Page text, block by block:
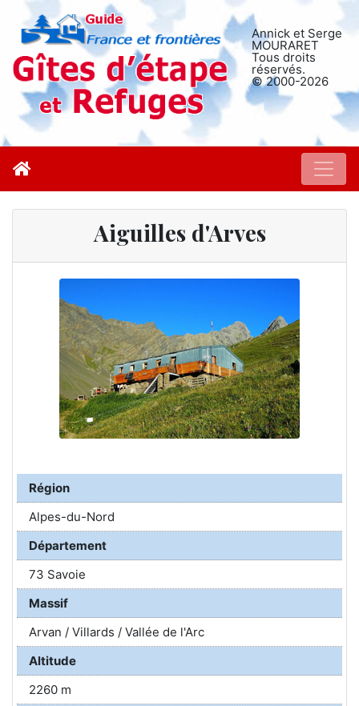
Annick et Serge
MOURARET
Tous droits
réservés.
© 2000-2026
Aiguilles d'Arves
Région
Alpes-du-Nord
Département
73 Savoie
Massif
Arvan / Villards / Vallée de l'Arc
Altitude
2260 m